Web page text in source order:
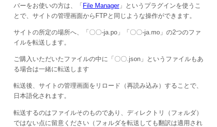
バーをお使いの方は、「File Manager」というプラグインを使うこ
とで、サイトの管理画面からFTPと同じような操作ができます。
サイトの所定の場所へ、「〇〇-ja.po」「〇〇-ja.mo」の2つのファ
イルを転送します。
ご購入いただいたファイルの中に「〇〇.json」というファイルもあ
る場合は一緒に転送します
転送後、サイトの管理画面をリロード（再読み込み）することで、
日本語化されます。
転送するのはファイルそのものであり、ディレクトリ（フォルダ）
ではない点に留意ください（フォルダを転送しても翻訳は適用され